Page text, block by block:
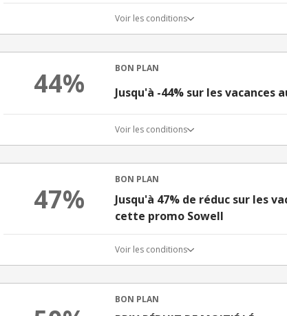
Voir les conditions
44% BON PLAN
Jusqu'à -44% sur les vacances
Voir les conditions
47%
BON PLAN
Jusqu'à 47% de réduc sur les
cette promo Sowell
Voir les conditions
BON PLAN